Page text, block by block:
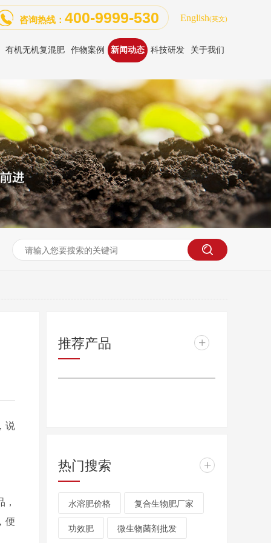
English(英文)
咨询热线： 400-9999-530
有机无机复混肥 作物案例 新闻动态 科技研发 关于我们
说
便
推荐产品 +
热门搜索 +
水溶肥价格 复合生物肥厂家
功效肥 微生物菌剂批发